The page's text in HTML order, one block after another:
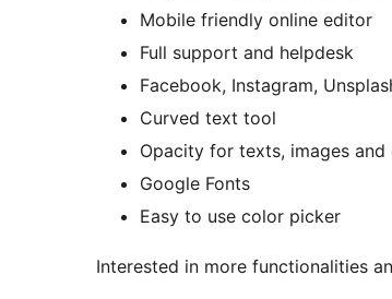
Mobile friendly online editor
Full support and helpdesk
Facebook, Instagram,
Curved text tool
Opacity for texts, images
Google Fonts
Easy to use color picker
Interested in more functionalities